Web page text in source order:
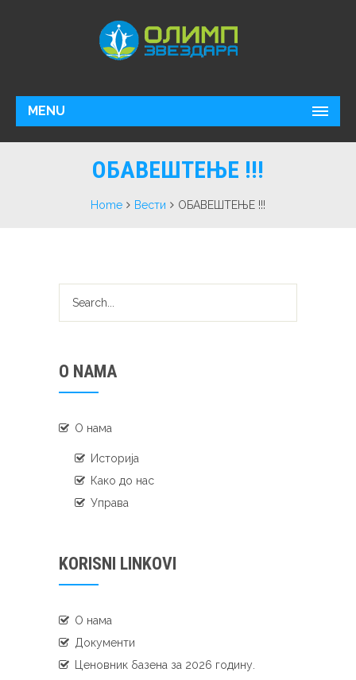
MENU
ОБАВЕШТЕЊЕ !!!
Home Вести ОБАВЕШТЕЊЕ !!!
O NAMA
О нама
Историја
Како до нас
Управа
KORISNI LINKOVI
О нама
Документи
Ценовник базена за 2026 годину.